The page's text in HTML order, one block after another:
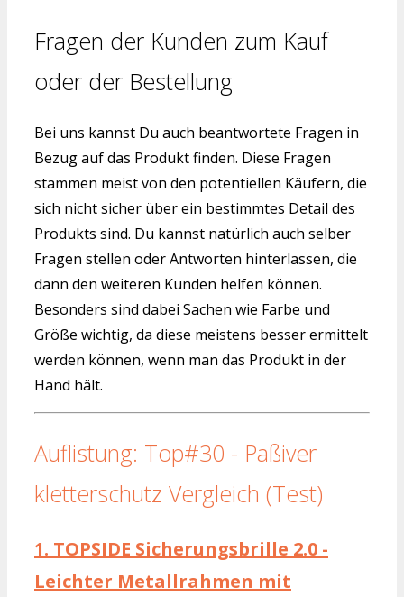
Fragen der Kunden zum Kauf
oder der Bestellung
Bei uns kannst Du auch beantwortete Fragen in
Bezug auf das Produkt finden. Diese Fragen
stammen meist von den potentiellen Käufern, die
sich nicht sicher über ein bestimmtes Detail des
Produkts sind. Du kannst natürlich auch selber
Fragen stellen oder Antworten hinterlassen, die
dann den weiteren Kunden helfen können.
Besonders sind dabei Sachen wie Farbe und
Größe wichtig, da diese meistens besser ermittelt
werden können, wenn man das Produkt in der
Hand hält.
Auflistung: Top#30 - Paßiver
kletterschutz Vergleich (Test)
1. TOPSIDE Sicherungsbrille 2.0 -
Leichter Metallrahmen mit